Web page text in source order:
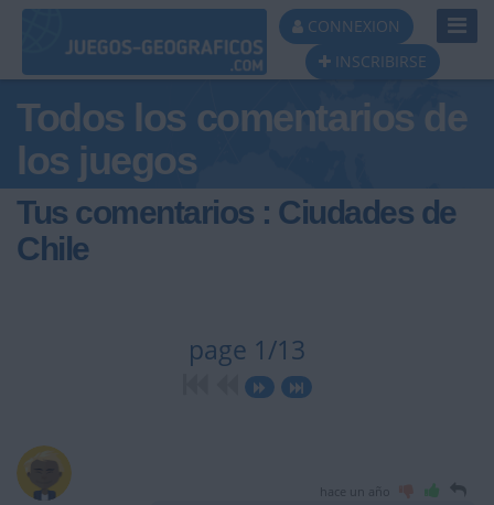
CONNEXION
INSCRIBIRSE
Todos los comentarios de
los juegos
Tus comentarios : Ciudades de
Chile
page 1/13
hace un año